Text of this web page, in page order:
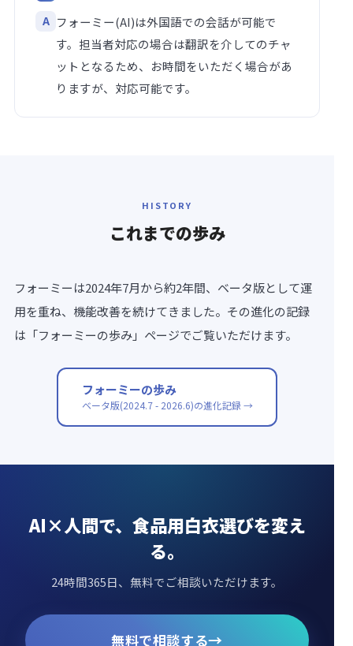
フォーミー(AI)は外国語での会話が可能で
す。担当者対応の場合は翻訳を介してのチャ
ットとなるため、お時間をいただく場合があ
りますが、対応可能です。
HISTORY
これまでの歩み
フォーミーは2024年7月から約2年間、ベータ版として運
用を重ね、機能改善を続けてきました。その進化の記録
は「フォーミーの歩み」ページでご覧いただけます。
フォーミーの歩み
ベータ版(2024.7 - 2026.6)の進化記録 →
AI×人間で、食品用白衣選びを変え
る。
24時間365日、無料でご相談いただけます。
無料で相談する→